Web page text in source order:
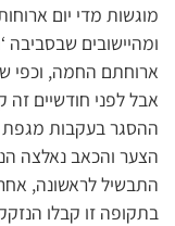
מוגשות מדי יום
ומהיישובים שבסביבה
ארוחתם החמה, וכפי
אבל לפני חודשיים
ההסגר בעקבות מגפת
הצער והכאב נאלצה
התבשיל לראשונה,
בתקופה זו קבלו